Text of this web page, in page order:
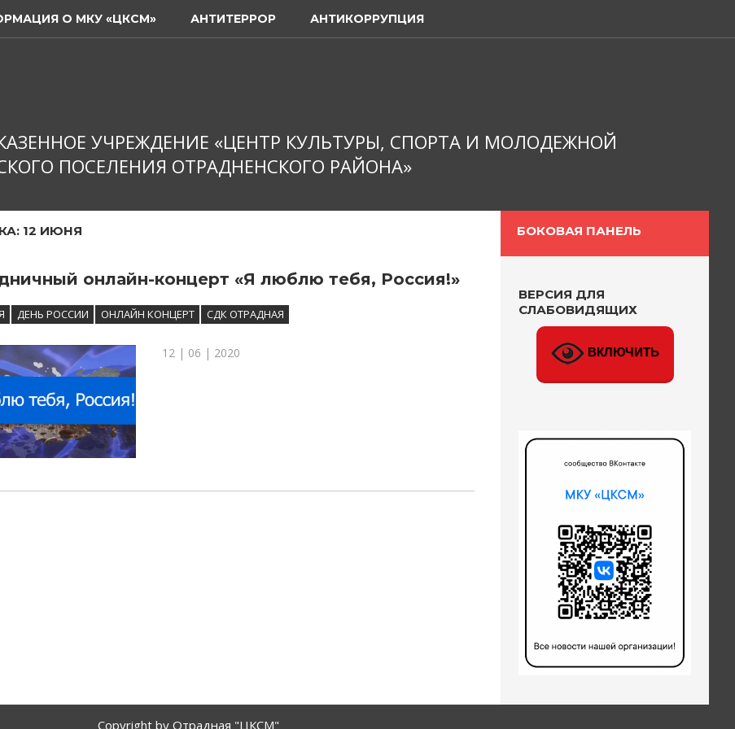
О МКУ «ЦКСМ» АНТИТЕРРОР АНТИКОРРУПЦИЯ
УЧРЕЖДЕНИЕ «ЦЕНТР КУЛЬТУРЫ, СПОРТА И МОЛОДЕЖНОЙ
ПОСЕЛЕНИЯ ОТРАДНЕНСКОГО РАЙОНА»
12 ИЮНЯ
онлайн-концерт «Я люблю тебя, Россия!»
ДЕНЬ РОССИИ ОНЛАЙН КОНЦЕРТ СДК ОТРАДНАЯ
12 | 06 | 2020
БОКОВАЯ ПАНЕЛЬ
ВЕРСИЯ ДЛЯ
СЛАБОВИДЯЩИХ
ВКЛЮЧИТЬ
Copyright by Отрадная "ЦКСМ"